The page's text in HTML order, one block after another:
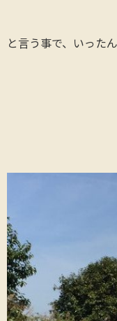
と言う事で、いった